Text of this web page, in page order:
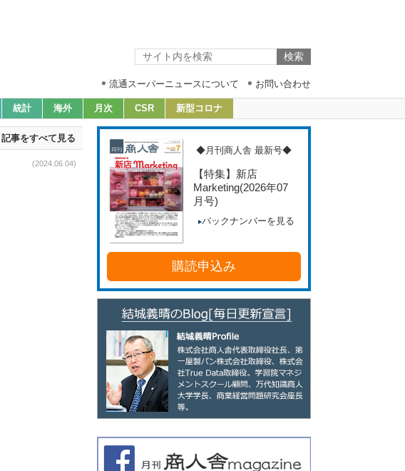
流通スーパーニュースについて お問い合わせ
統計 海外 月次 CSR 新型コロナ
記事をすべて見る
(2024.06.04)
◆月刊商人舎 最新号◆
【特集】新店
Marketing(2026年07
月号)
バックナンバーを見る
購読申込み